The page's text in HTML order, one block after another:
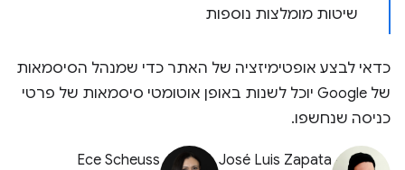
שיטות מומלצות נוספות
כדאי לבצע אופטימיזציה של האתר כדי שמנהל הסיסמאות
של Google יוכל לשנות באופן אוטומטי סיסמאות של פרטי
כניסה שנחשפו.
José Luis Zapata
Ece Scheuss